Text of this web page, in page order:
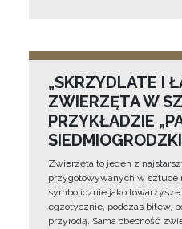
„SKRZYDLATE I
ZWIERZĘTA W
PRZYKŁADZIE
Zwierzęta to jeden z
przygotowywanych w sztuce
symbolicznie jako
egzotycznie, podczas bitew,
przyrodą. Sama obecność